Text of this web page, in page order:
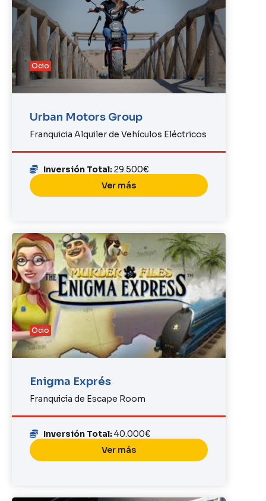
Ocio
Urban Motors Group
Franquicia Alquiler de Vehículos Eléctricos
Inversión Total:29.500€
Ver más
Ocio
Enigma Exprés
Franquicia de Escape Room
Inversión Total:40.000€
Ver más